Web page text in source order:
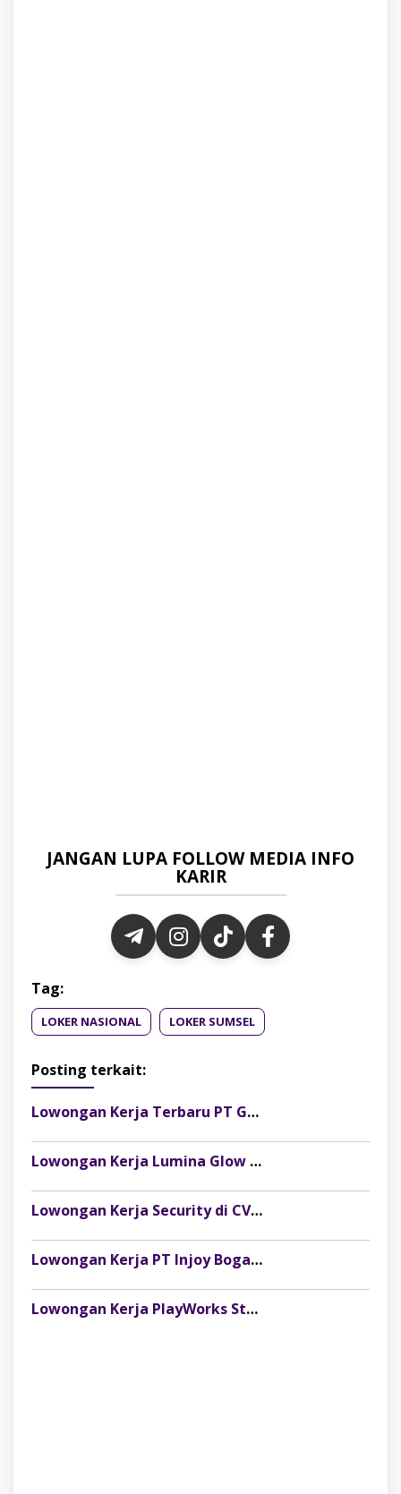
JANGAN LUPA FOLLOW MEDIA INFO
KARIR
Tag:
LOKER NASIONAL LOKER SUMSEL
Posting terkait:
Lowongan Kerja Terbaru PT Gelora Citra Kimia Abadi Palembang
Lowongan Kerja Lumina Glow Clinic & Salon Palembang Terbaru
Lowongan Kerja Security di CV Indosteel Sumber Berkat Palembang
Lowongan Kerja PT Injoy Boga Indonesia (Distributor Es Krim Aice Palembang)
Lowongan Kerja PlayWorks Store Palembang Trade Centre Terbaru